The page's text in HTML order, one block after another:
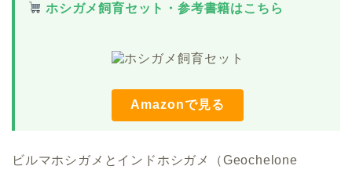
ホシガメ飼育セット・参考書籍はこちら
Amazonで見る
ビルマホシガメとインドホシガメ（Geochelone